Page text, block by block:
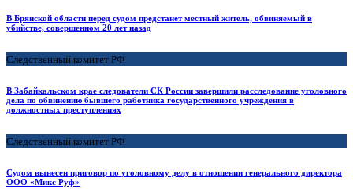
В Брянской области перед судом предстанет местный житель, обвиняемый в
убийстве, совершенном 20 лет назад
Следственный комитет РФ
В Забайкальском крае следователи СК России завершили расследование уголовного
дела по обвинению бывшего работника государственного учреждения в
должностных преступлениях
Следственный комитет РФ
Судом вынесен приговор по уголовному делу в отношении генерального директора
ООО «Микс Руф»